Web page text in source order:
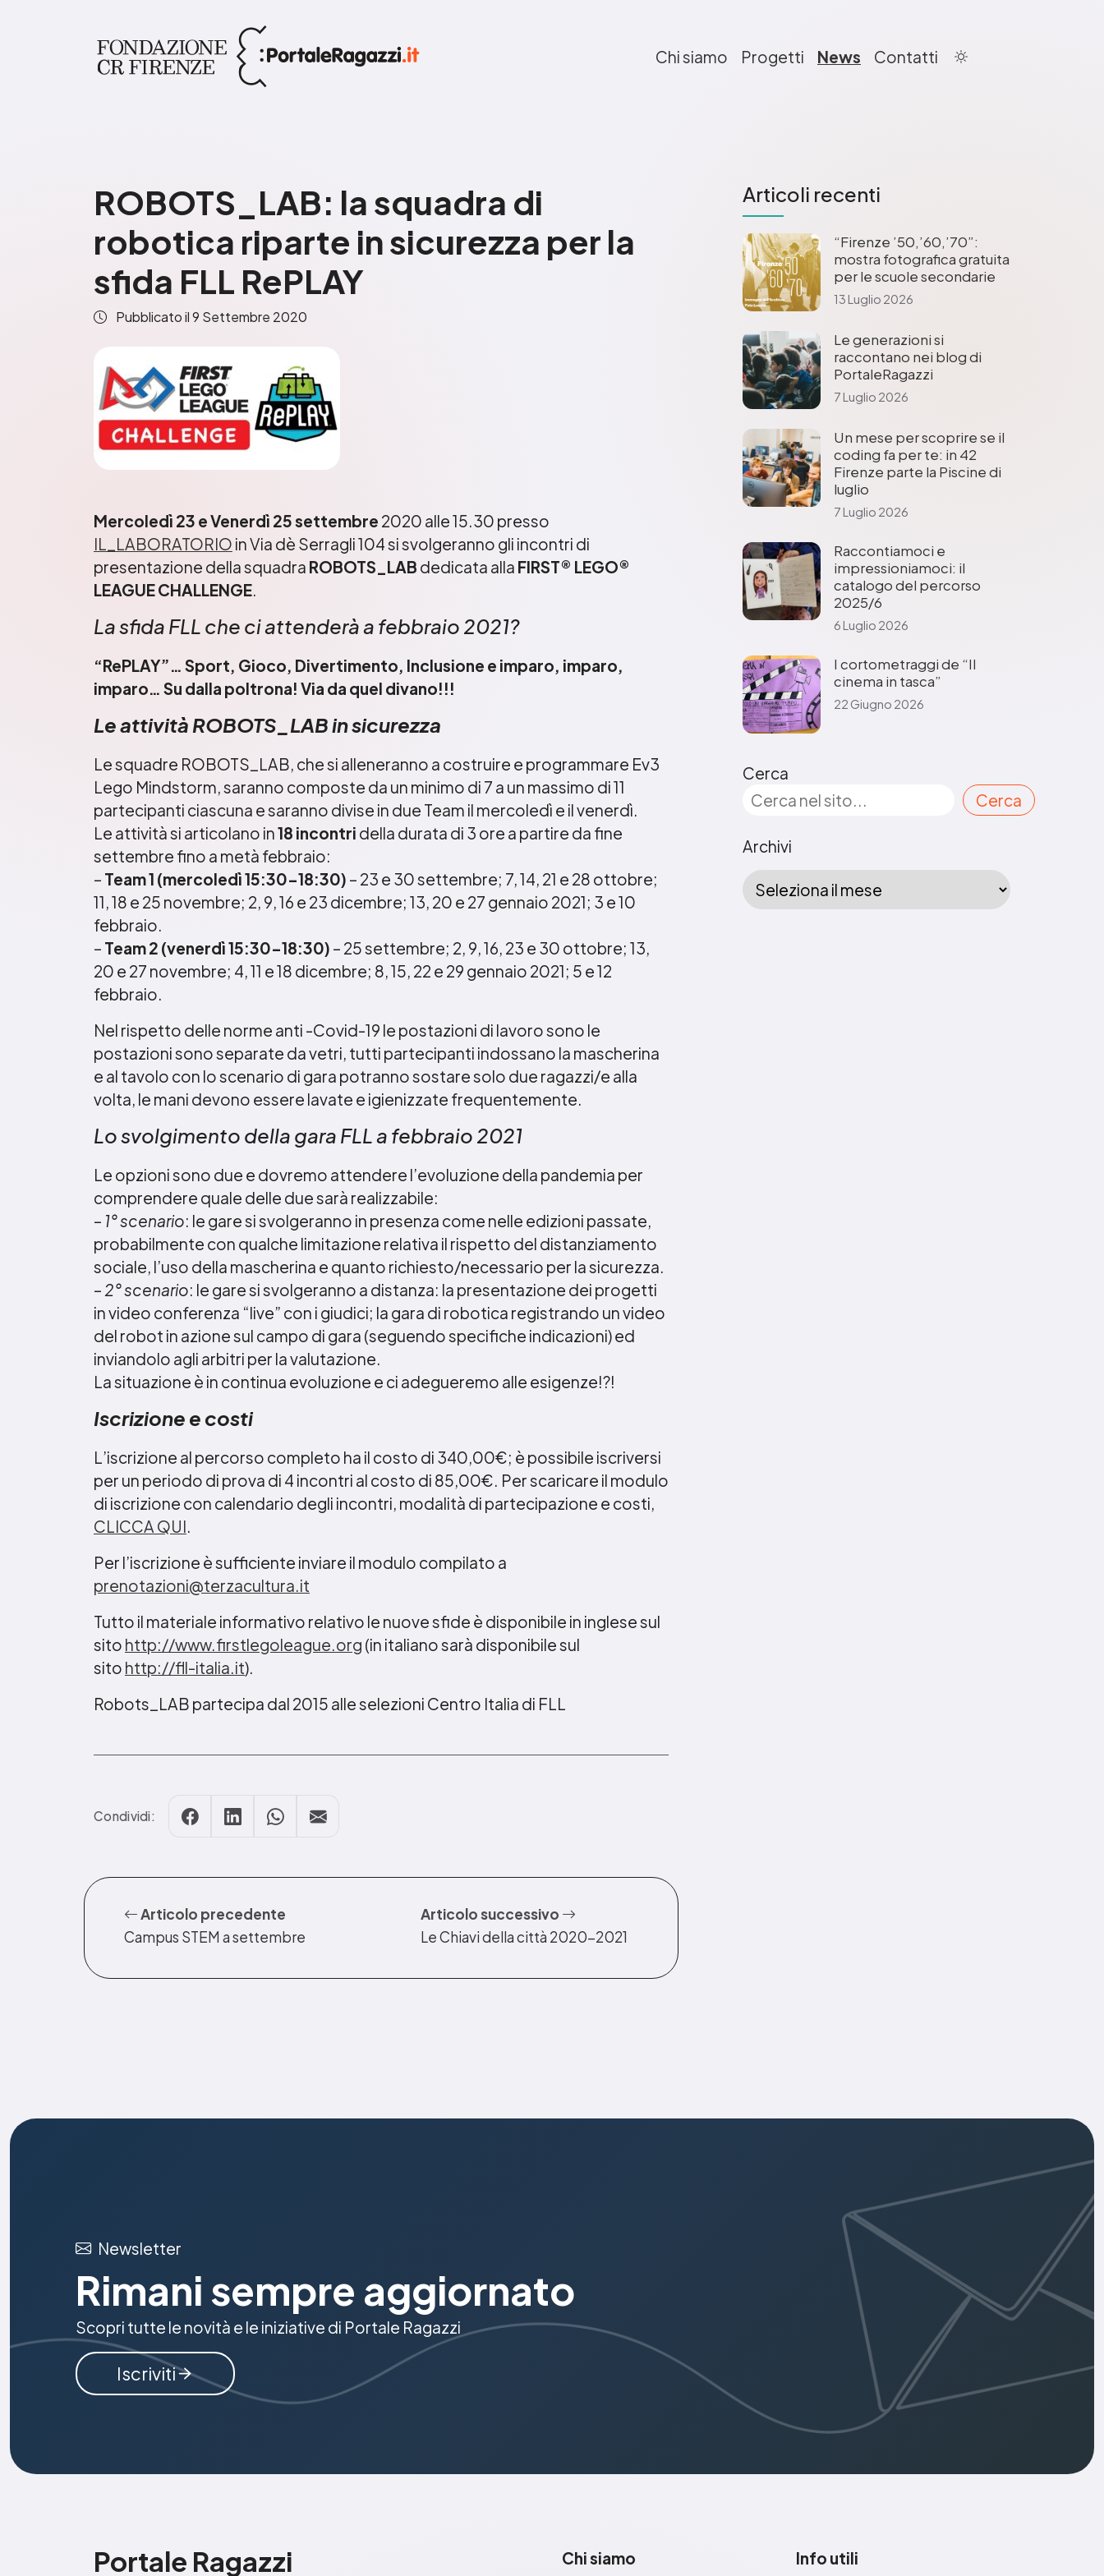
Chi siamo Progetti News Contatti
ROBOTS_LAB: la squadra di
robotica riparte in sicurezza per la
sfida FLL RePLAY
Pubblicato il9 Settembre 2020
Mercoledì 23 e Venerdì 25 settembre 2020 alle 15.30 presso
IL_LABORATORIO in Via dè Serragli 104 si svolgeranno gli incontri di
presentazione della squadra ROBOTS_LAB dedicata alla FIRST® LEGO®
LEAGUE CHALLENGE.
La sfida FLL che ci attenderà a febbraio 2021?
“RePLAY”… Sport, Gioco, Divertimento, Inclusione e imparo, imparo,
imparo… Su dalla poltrona! Via da quel divano!!!
Le attività ROBOTS_LAB in sicurezza
Le squadre ROBOTS_LAB, che si alleneranno a costruire e programmare Ev3
Lego Mindstorm, saranno composte da un minimo di 7 a un massimo di 11
partecipanti ciascuna e saranno divise in due Team il mercoledì e il venerdì.
Le attività si articolano in18 incontri della durata di 3 ore a partire da fine
settembre fino a metà febbraio:
– Team 1 (mercoledì 15:30-18:30) – 23 e 30 settembre; 7, 14, 21 e 28 ottobre;
11, 18 e 25 novembre; 2, 9, 16 e 23 dicembre; 13, 20 e 27 gennaio 2021; 3 e 10
febbraio.
– Team 2 (venerdì 15:30-18:30) – 25 settembre; 2, 9, 16, 23 e 30 ottobre; 13,
20 e 27 novembre; 4, 11 e 18 dicembre; 8, 15, 22 e 29 gennaio 2021; 5 e 12
febbraio.
Nel rispetto delle norme anti -Covid-19 le postazioni di lavoro sono le
postazioni sono separate da vetri, tutti partecipanti indossano la mascherina
e al tavolo con lo scenario di gara potranno sostare solo due ragazzi/e alla
volta, le mani devono essere lavate e igienizzate frequentemente.
Lo svolgimento della gara FLL a febbraio 2021
Le opzioni sono due e dovremo attendere l’evoluzione della pandemia per
comprendere quale delle due sarà realizzabile:
– 1° scenario: le gare si svolgeranno in presenza come nelle edizioni passate,
probabilmente con qualche limitazione relativa il rispetto del distanziamento
sociale, l’uso della mascherina e quanto richiesto/necessario per la sicurezza.
– 2° scenario: le gare si svolgeranno a distanza: la presentazione dei progetti
in video conferenza “live” con i giudici; la gara di robotica registrando un video
del robot in azione sul campo di gara (seguendo specifiche indicazioni) ed
inviandolo agli arbitri per la valutazione.
La situazione è in continua evoluzione e ci adegueremo alle esigenze!?!
Iscrizione e costi
L’iscrizione al percorso completo ha il costo di 340,00€; è possibile iscriversi
per un periodo di prova di 4 incontri al costo di 85,00€. Per scaricare il modulo
di iscrizione con calendario degli incontri, modalità di partecipazione e costi,
CLICCA QUI.
Per l’iscrizione è sufficiente inviare il modulo compilato a
prenotazioni@terzacultura.it
Tutto il materiale informativo relativo le nuove sfide è disponibile in inglese sul
sito http://www.firstlegoleague.org (in italiano sarà disponibile sul
sito http://fll-italia.it).
Robots_LAB partecipa dal 2015 alle selezioni Centro Italia di FLL
Condividi:
Articolo precedente
Campus STEM a settembre
Articolo successivo
Le Chiavi della città 2020-2021
Articoli recenti
“Firenze ’50,’60,’70”:
mostra fotografica gratuita
per le scuole secondarie
13 Luglio 2026
Le generazioni si
raccontano nei blog di
PortaleRagazzi
7 Luglio 2026
Un mese per scoprire se il
coding fa per te: in 42
Firenze parte la Piscine di
luglio
7 Luglio 2026
Raccontiamoci e
impressioniamoci: il
catalogo del percorso
2025/6
6 Luglio 2026
I cortometraggi de “Il
cinema in tasca”
22 Giugno 2026
Cerca
Cerca
Archivi
Newsletter
Rimani sempre aggiornato
Scopri tutte le novità e le iniziative di Portale Ragazzi
Iscriviti
Portale Ragazzi
Chi siamo
Info utili